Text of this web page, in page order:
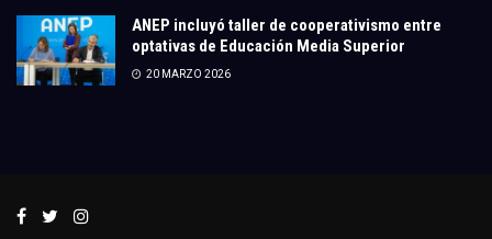
ANEP incluyó taller de cooperativismo entre
optativas de Educación Media Superior
20 MARZO 2026